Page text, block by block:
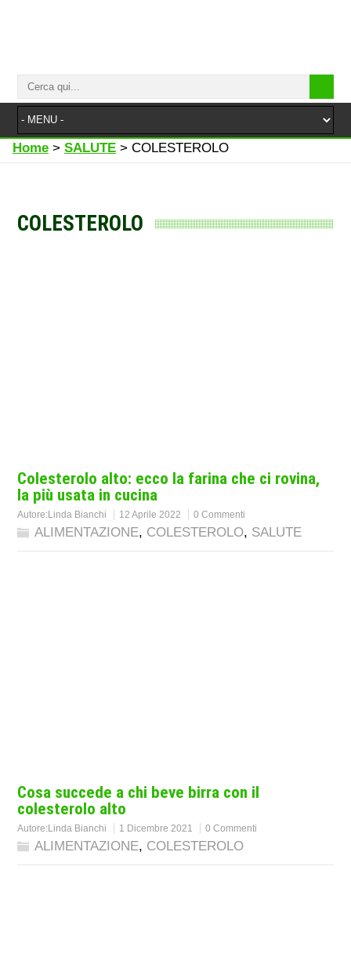
Home > SALUTE > COLESTEROLO
COLESTEROLO
Colesterolo alto: ecco la farina che ci rovina,
la più usata in cucina
Autore:Linda Bianchi 12 Aprile 2022 0 Commenti
ALIMENTAZIONE, COLESTEROLO, SALUTE
Cosa succede a chi beve birra con il
colesterolo alto
Autore:Linda Bianchi 1 Dicembre 2021 0 Commenti
ALIMENTAZIONE, COLESTEROLO